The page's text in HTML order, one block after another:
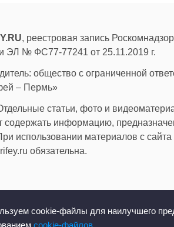
cookie-файлы для наилучшего
cookie-файлов
, реестровая запись
ЭЛ № ФС77-77241 от 25.11.2019 г.
общество с ограниченной
– Пермь»
статьи, фото и
содержать информацию,
использовании материалов с
обязательна.